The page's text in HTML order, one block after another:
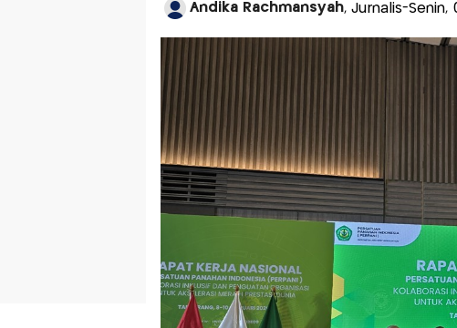
Andika Rachmansyah, Jurnalis-Senin,